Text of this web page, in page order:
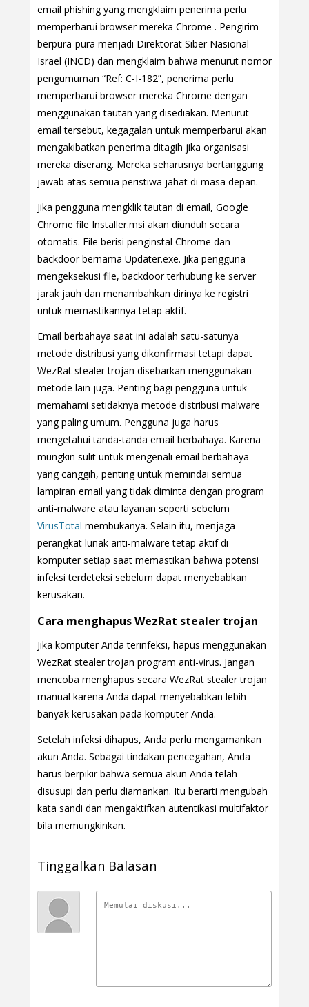
email phishing yang mengklaim penerima perlu
memperbarui browser mereka Chrome . Pengirim
berpura-pura menjadi Direktorat Siber Nasional
Israel (INCD) dan mengklaim bahwa menurut nomor
pengumuman “Ref: C-I-182”, penerima perlu
memperbarui browser mereka Chrome dengan
menggunakan tautan yang disediakan. Menurut
email tersebut, kegagalan untuk memperbarui akan
mengakibatkan penerima ditagih jika organisasi
mereka diserang. Mereka seharusnya bertanggung
jawab atas semua peristiwa jahat di masa depan.
Jika pengguna mengklik tautan di email, Google
Chrome file Installer.msi akan diunduh secara
otomatis. File berisi penginstal Chrome dan
backdoor bernama Updater.exe. Jika pengguna
mengeksekusi file, backdoor terhubung ke server
jarak jauh dan menambahkan dirinya ke registri
untuk memastikannya tetap aktif.
Email berbahaya saat ini adalah satu-satunya
metode distribusi yang dikonfirmasi tetapi dapat
WezRat stealer trojan disebarkan menggunakan
metode lain juga. Penting bagi pengguna untuk
memahami setidaknya metode distribusi malware
yang paling umum. Pengguna juga harus
mengetahui tanda-tanda email berbahaya. Karena
mungkin sulit untuk mengenali email berbahaya
yang canggih, penting untuk memindai semua
lampiran email yang tidak diminta dengan program
anti-malware atau layanan seperti sebelum
VirusTotal membukanya. Selain itu, menjaga
perangkat lunak anti-malware tetap aktif di
komputer setiap saat memastikan bahwa potensi
infeksi terdeteksi sebelum dapat menyebabkan
kerusakan.
Cara menghapus WezRat stealer trojan
Jika komputer Anda terinfeksi, hapus menggunakan
WezRat stealer trojan program anti-virus. Jangan
mencoba menghapus secara WezRat stealer trojan
manual karena Anda dapat menyebabkan lebih
banyak kerusakan pada komputer Anda.
Setelah infeksi dihapus, Anda perlu mengamankan
akun Anda. Sebagai tindakan pencegahan, Anda
harus berpikir bahwa semua akun Anda telah
disusupi dan perlu diamankan. Itu berarti mengubah
kata sandi dan mengaktifkan autentikasi multifaktor
bila memungkinkan.
Tinggalkan Balasan